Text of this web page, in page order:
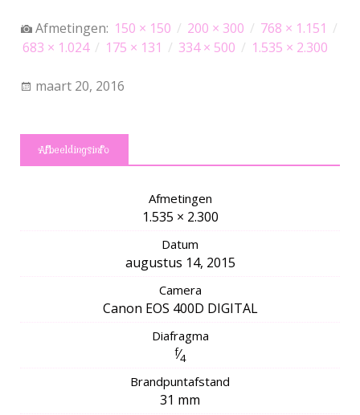
Afmetingen: 150 × 150 / 200 × 300 / 768 × 1.151 /
683 × 1.024 / 175 × 131 / 334 × 500 / 1.535 × 2.300
maart 20, 2016
Afbeeldingsinfo
Afmetingen
1.535 × 2.300
Datum
augustus 14, 2015
Camera
Canon EOS 400D DIGITAL
Diafragma
f⁄4
Brandpuntafstand
31 mm